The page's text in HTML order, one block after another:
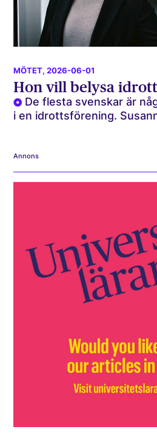
MÖTET, 2026-06-01
Hon vill belysa
De flesta svenskar är
i en idrottsförening.
Annons